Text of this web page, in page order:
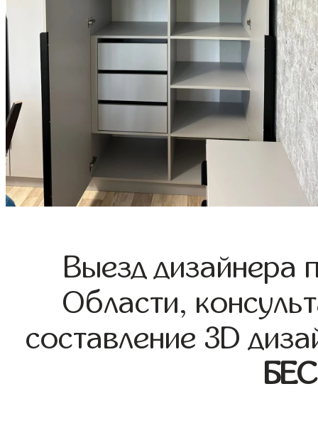
Выезд дизайнера
Области,
составление 3D